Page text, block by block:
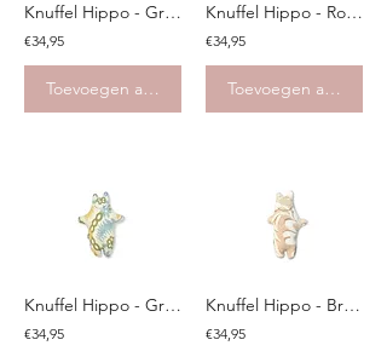
Knuffel Hippo - Groen Blauw
€34,95
Toevoegen aan winkelwagen
Knuffel Hippo - Roze bruin
€34,95
Toevoegen aan
Knuffel Hippo - Groene bloemen
€34,95
Knuffel Hippo - Bruine bloemen
€34,95